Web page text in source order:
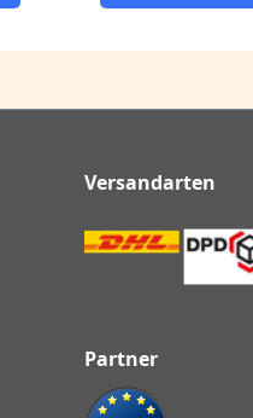
Versandarten
Partner